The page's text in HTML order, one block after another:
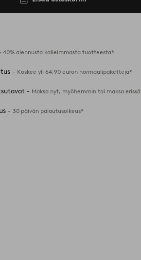
40% alennusta kalleimmasta tuotteesta*
- Koskee yli 64,90 euron normaalipaketteja*
- Maksa nyt, myöhemmin tai maksa erissä
-30 päivän palautusoikeus*